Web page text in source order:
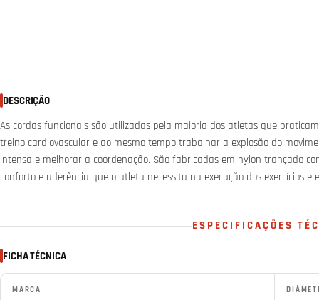
DESCRIÇÃO
As cordas funcionais são utilizadas pela maioria dos atletas que
treino cardiovascular e ao mesmo tempo trabalhar a explosão do
intensa e melhorar a coordenação. São fabricadas em nylon trançado
conforto e aderência que o atleta necessita na execução dos exercícios
ESPECIFICAÇÕES
FICHA TÉCNICA
MARCA